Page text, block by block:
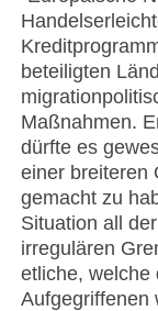
beteiligten
Maßnahmen.
dürfte es
einer breiteren
gemacht zu
Situation all
irregulären
etliche, welche
Aufgegriffenen